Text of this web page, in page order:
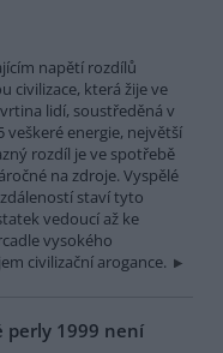
napětí rozdílů
civilizace, která žije ve
lidí, soustředěná v
energie, největší
rozdíl je ve spotřebě
na zdroje. Vyspělé
staví tyto
vedoucí až ke
vysokého
civilizační arogance.
perly 1999 není